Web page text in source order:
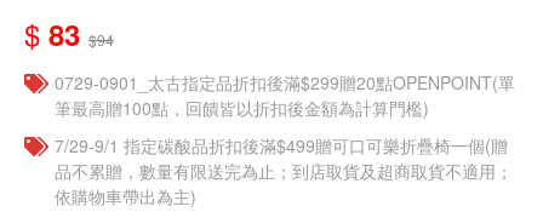
$ 83 $94
0729-0901_太古指定品折扣後滿$299贈20點OPENPOINT(單
筆最高贈100點，回饋皆以折扣後金額為計算門檻)
7/29-9/1 指定碳酸品折扣後滿$499贈可口可樂折疊椅一個(贈
品不累贈，數量有限送完為止；到店取貨及超商取貨不適用；
依購物車帶出為主)